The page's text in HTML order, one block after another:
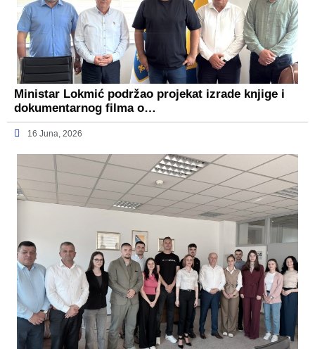
Ministar Lokmić podržao projekat izrade knjige i
dokumentarnog filma o…
16 Juna, 2026